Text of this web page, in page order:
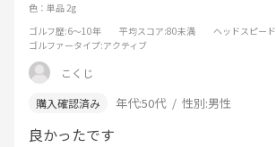
色：単品 2g
ゴルフ歴:6～10年 平均スコア:80未満 ヘッドスピード
ゴルファータイプ:アクティブ
こくじ
年代:50代 性別:男性
良かったです